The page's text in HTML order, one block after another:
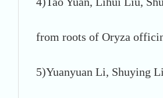
from roots of Oryza
5)Yuanyuan Li, Shuying